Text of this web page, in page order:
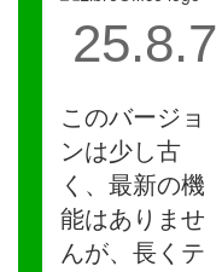
25.8.7
このバージョ
ンは少し古
く、最新の機
能はありませ
んが、長くテ